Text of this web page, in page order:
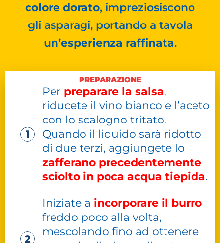
colore dorato, impreziosiscono
gli asparagi, portando a tavola
un’esperienza raffinata.
PREPARAZIONE
Per preparare la salsa,
riducete il vino bianco e l’aceto
con lo scalogno tritato.
Quando il liquido sarà ridotto
di due terzi, aggiungete lo
zafferano precedentemente
sciolto in poca acqua tiepida.
Iniziate a incorporare il burro
freddo poco alla volta,
mescolando fino ad ottenere